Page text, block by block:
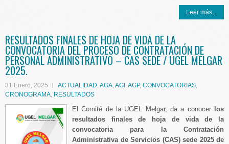
Leer más...
RESULTADOS FINALES DE HOJA DE VIDA DE LA
CONVOCATORIA DEL PROCESO DE CONTRATACIÓN DE
PERSONAL ADMINISTRATIVO – CAS SEDE / UGEL MELGAR
2025.
31 Enero, 2025 ACTUALIDAD,AGA, AGI ,AGP, CONVOCATORIAS,
CRONOGRAMA, RESULTADOS
El Comité de la UGEL Melgar, da a conocer
los
resultados finales de hoja de vida de la
convocatoria para la Contratación
Administrativa de Servicios (CAS) sede 2025 de